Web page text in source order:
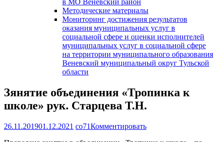
в МО Веневский район
Методические материалы
Мониторинг достижения результатов
оказания муниципальных услуг в
социальной сфере и оценки исполнителей
муниципальных услуг в социальной сфере
на территории муниципального образования
Веневский муниципальный округ Тульской
области
Зянятие объединения «Тропинка к
школе» рук. Старцева Т.Н.
26.11.201901.12.2021 co71Комментировать